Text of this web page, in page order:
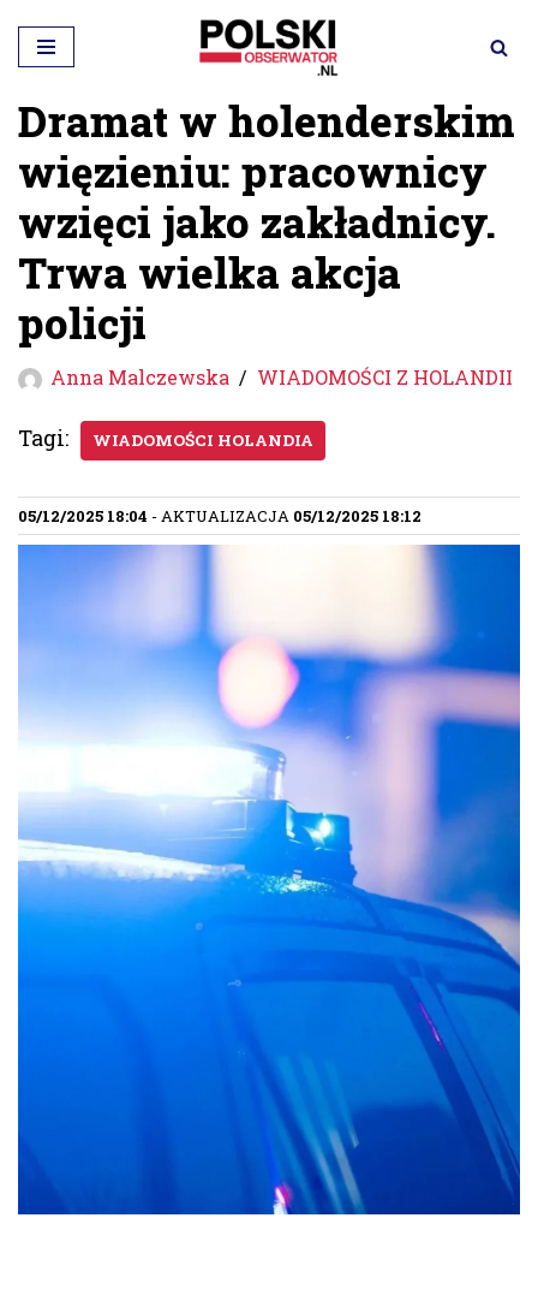
Przejdź
do
treści
Dramat w holenderskim
więzieniu: pracownicy
wzięci jako zakładnicy.
Trwa wielka akcja
policji
Anna Malczewska WIADOMOŚCI Z HOLANDII
Tagi: WIADOMOŚCI HOLANDIA
05/12/2025 18:04 - AKTUALIZACJA 05/12/2025 18:12